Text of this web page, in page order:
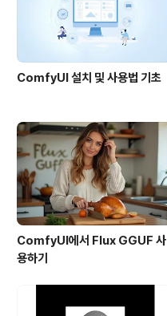
ComfyUI 설치 및 사용법 기초
ComfyUI에서 Flux GGUF 사
용하기